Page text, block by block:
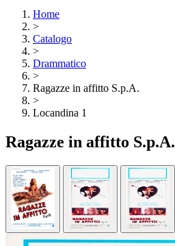
Home
>
Catalogo
>
Drammatico
>
Ragazze in affitto S.p.A.
>
Locandina 1
Ragazze in affitto S.p.A.